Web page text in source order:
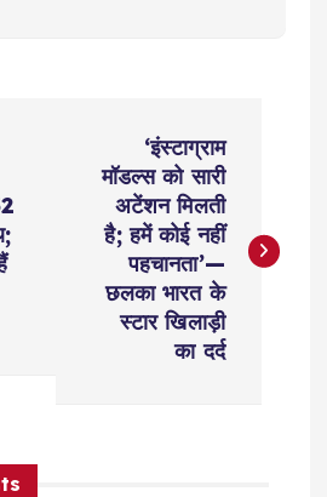
‘इंस्टाग्राम
मॉडल्स को सारी
अटेंशन मिलती
है; हमें कोई नहीं
पहचानता’—
छलका भारत के
स्टार खिलाड़ी
का दर्द